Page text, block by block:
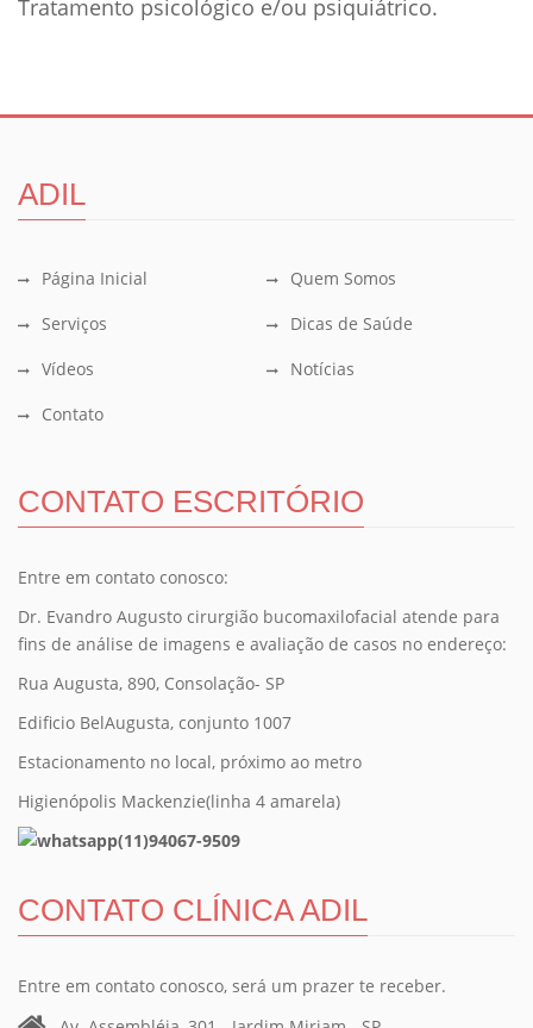
Tratamento psicológico e/ou psiquiátrico.
ADIL
Página Inicial
Quem Somos
Serviços
Dicas de Saúde
Vídeos
Notícias
Contato
CONTATO ESCRITÓRIO
Entre em contato conosco:
Dr. Evandro Augusto cirurgião bucomaxilofacial atende para
fins de análise de imagens e avaliação de casos no endereço:
Rua Augusta, 890, Consolação- SP
Edificio BelAugusta, conjunto 1007
Estacionamento no local, próximo ao metro
Higienópolis Mackenzie(linha 4 amarela)
(11)94067-9509
CONTATO CLÍNICA ADIL
Entre em contato conosco, será um prazer te receber.